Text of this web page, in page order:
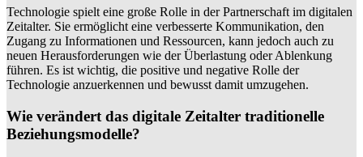
Technologie spielt eine große Rolle in der Partnerschaft im digitalen
Zeitalter. Sie ermöglicht eine verbesserte Kommunikation, den
Zugang zu Informationen und Ressourcen, kann jedoch auch zu
neuen Herausforderungen wie der Überlastung oder Ablenkung
führen. Es ist wichtig, die positive und negative Rolle der
Technologie anzuerkennen und bewusst damit umzugehen.
Wie verändert das digitale Zeitalter traditionelle
Beziehungsmodelle?